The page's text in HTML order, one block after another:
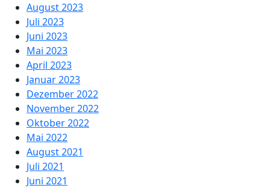
August 2023
Juli 2023
Juni 2023
Mai 2023
April 2023
Januar 2023
Dezember 2022
November 2022
Oktober 2022
Mai 2022
August 2021
Juli 2021
Juni 2021